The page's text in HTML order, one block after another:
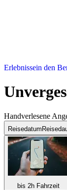
Erlebnissein den
Handverlesene
Reisedatum
bis 2h Fahrzeit